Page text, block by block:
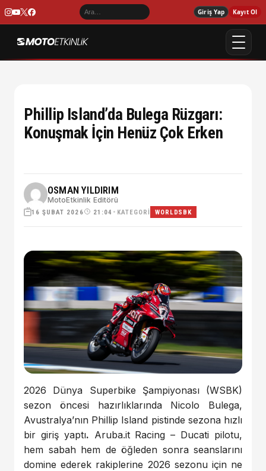
Giriş Yap Kayıt Ol
Phillip Island’da Bulega Rüzgarı:
Konuşmak İçin Henüz Çok Erken
OSMAN YILDIRIM
MotoEtkinlik Editörü
16 ŞUBAT 2026 21:04 • KATEGORI WORLDSBK
2026 Dünya Superbike Şampiyonası (WSBK)
sezon öncesi hazırlıklarında Nicolo Bulega,
Avustralya’nın Phillip Island pistinde sezona hızlı
bir giriş yaptı. Aruba.it Racing – Ducati pilotu,
hem sabah hem de öğleden sonra seanslarını
domine ederek rakiplerine 2026 sezonu için ne